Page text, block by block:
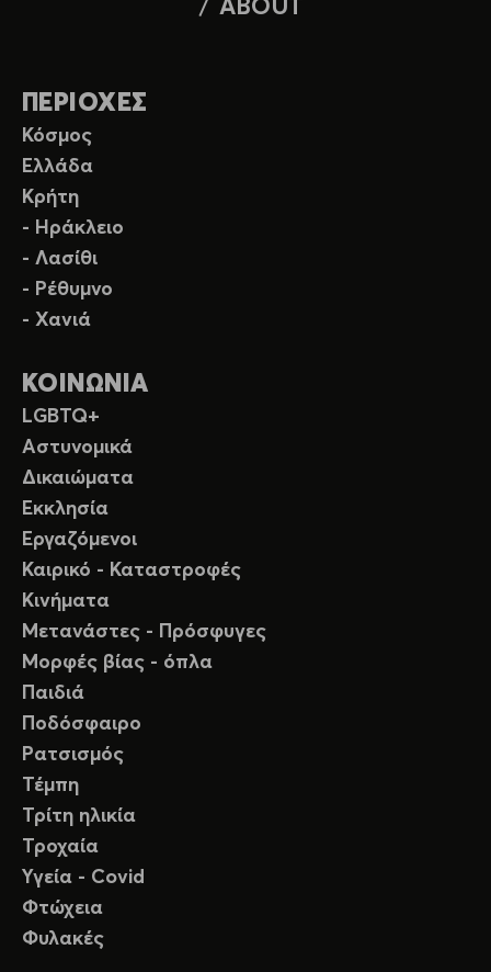
ABOUT
ΠΕΡΙΟΧΕΣ
Κόσμος
Ελλάδα
Κρήτη
- Ηράκλειο
- Λασίθι
- Ρέθυμνο
- Χανιά
ΚΟΙΝΩΝΙΑ
LGBTQ+
Αστυνομικά
Δικαιώματα
Εκκλησία
Εργαζόμενοι
Καιρικό - Καταστροφές
Κινήματα
Μετανάστες - Πρόσφυγες
Μορφές βίας - όπλα
Παιδιά
Ποδόσφαιρο
Ρατσισμός
Τέμπη
Τρίτη ηλικία
Τροχαία
Υγεία - Covid
Φτώχεια
Φυλακές